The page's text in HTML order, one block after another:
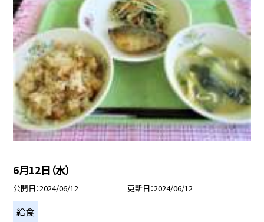
6月12日（水）
公開日 2024/06/12 更新日 2024/06/12
給食